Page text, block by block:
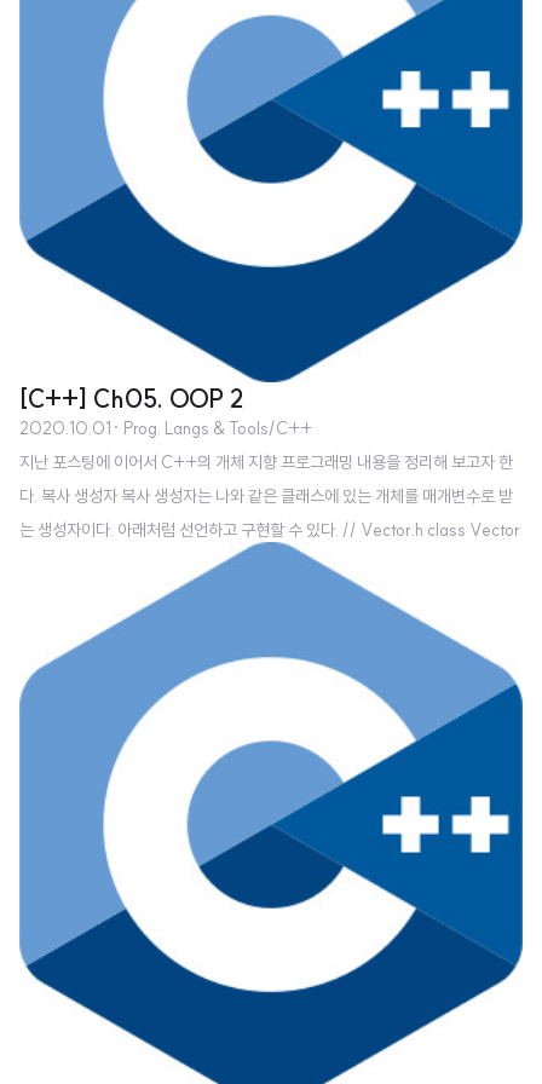
[C++] Ch05. OOP 2
2020.10.01 · Prog. Langs & Tools/C++
지난 포스팅에 이어서 C++의 개체 지향 프로그래밍 내용을 정리해 보고자 한
다. 복사 생성자 복사 생성자는 나와 같은 클래스에 있는 개체를 매개변수로 받
는 생성자이다. 아래처럼 선언하고 구현할 수 있다. // Vector.h class Vector
{ public: Vector(const Vector& other); private: int mX; int mY; }; // V
ector.cpp Vector::Vector(const Vector& other) : mX(other.mX) , my
(other.mY) { } 같은 클래스에 속한 다른 개체를 이용하여 새로운 개체를 초기
화한다. 코드에 기본 생성자가 없을 경우 컴파일러가 자동으로 기본 생성자를
만들어 주는 특성이 있다고 했었는데, 복사 생성자도 마찬가지..